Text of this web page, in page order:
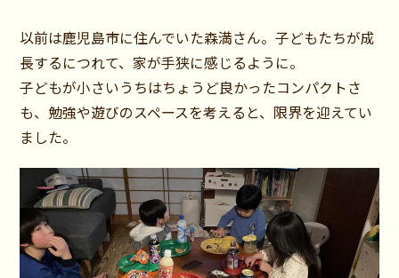
以前は鹿児島市に住んでいた森満さん。子どもたちが成
長するにつれて、家が手狭に感じるように。
子どもが小さいうちはちょうど良かったコンパクトさ
も、勉強や遊びのスペースを考えると、限界を迎えてい
ました。